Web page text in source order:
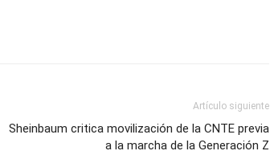
Artículo siguiente
Sheinbaum critica movilización de la CNTE previa
a la marcha de la Generación Z